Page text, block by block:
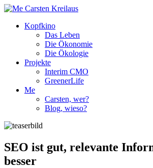
Kopfkino
Das Leben
Die Ökonomie
Die Ökologie
Projekte
Interim CMO
GreenerLife
Me
Carsten, wer?
Blog, wieso?
SEO ist gut, relevante
besser